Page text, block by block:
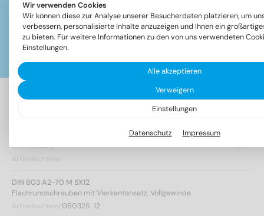
DIN 603 - Flachrundschrauben mit Vierkantansatz
Filter
536 Artikel gefunden
Bezeichnung
Artikelnummer
VPE
DIN 603 A2-70 M 5X12
Flachrundschrauben mit Vierkantansatz, Vollgewinde
Artikelnummer060325  12
Wir verwenden Cookies
Wir können diese zur Analyse unserer Besucherdaten platzieren, um
verbessern, personalisierte Inhalte anzuzeigen und Ihnen ein
zu bieten. Für weitere Informationen zu den von uns verwendeten
Einstellungen.
Alle akzeptieren
Verweigern
Einstellungen
Datenschutz Impressum